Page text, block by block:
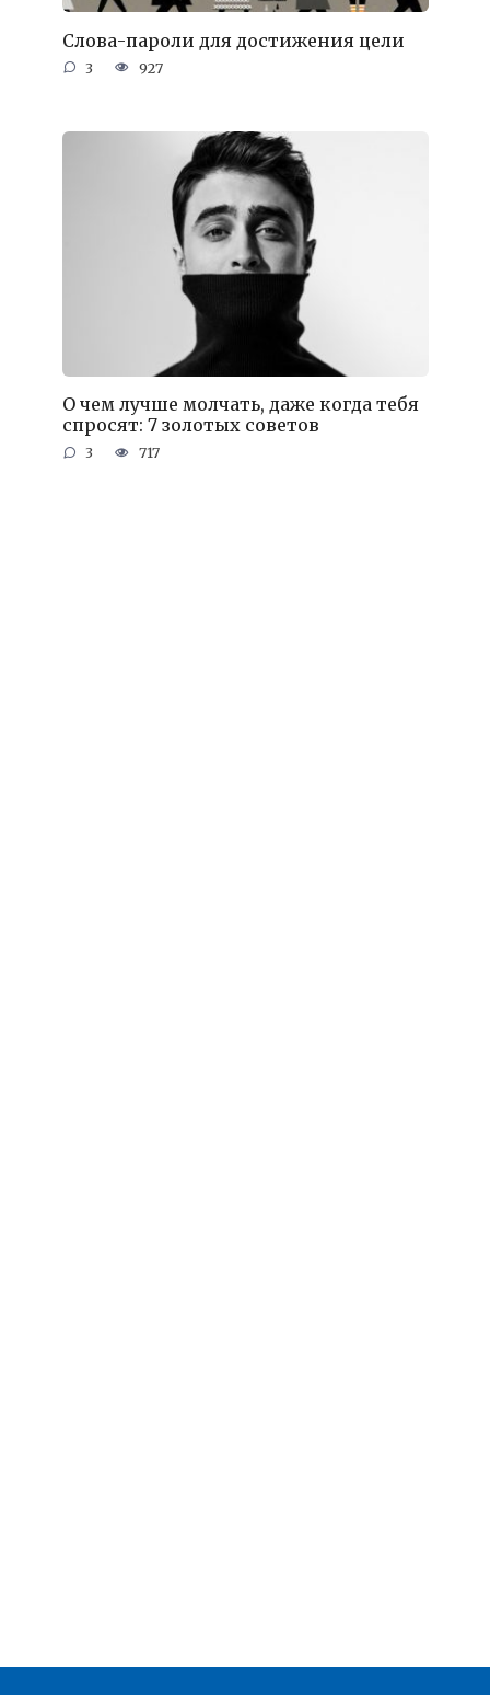
Слова-пароли для достижения цели
3 927
О чем лучше молчать, даже когда тебя
спросят: 7 золотых советов
3 717